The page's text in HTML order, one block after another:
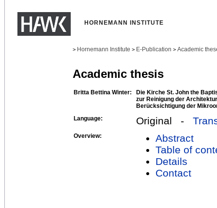
HORNEMANN INSTITUTE
> Hornemann Institute > E-Publication > Academic
Academic thesis
Britta Bettina Winter:
Die Kirche St. John the
zur Reinigung der
Berücksichtigung der
Language:
Original -
Overview:
Abstract
Table of
Details
Contact